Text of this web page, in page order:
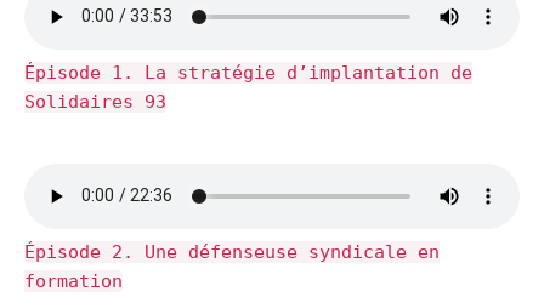
Épisode 1. La stratégie d’implantation de
Solidaires 93
Épisode 2. Une défenseuse syndicale en
formation